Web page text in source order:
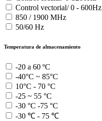
Control vectorial/ 0 - 600Hz
850 / 1900 MHz
50/60 Hz
Temperatura de almacenamiento
-20 a 60 ºC
-40°C ~ 85°C
10°C - 70 °C
-25 ~ 55 °C
-30 °C -75 °C
-30 ℃ - 75 ℃